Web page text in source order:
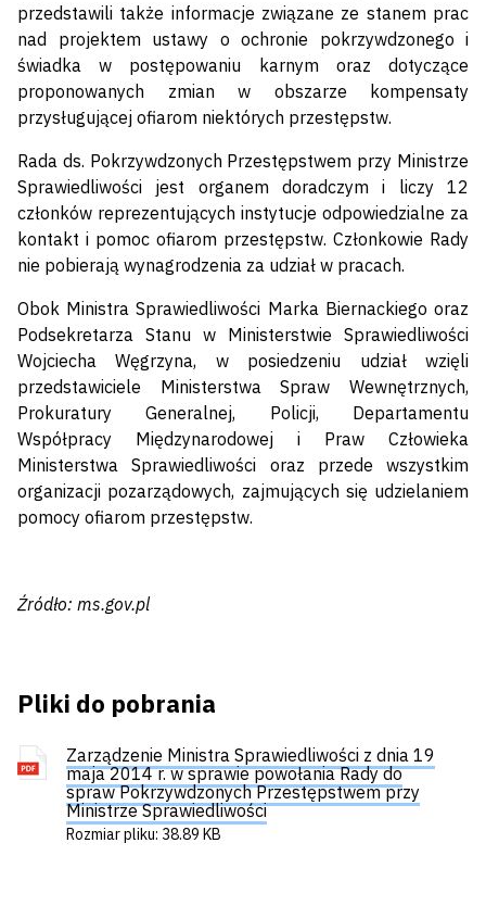
przedstawili także informacje związane ze stanem prac
nad projektem ustawy o ochronie pokrzywdzonego i
świadka w postępowaniu karnym oraz dotyczące
proponowanych zmian w obszarze kompensaty
przysługującej ofiarom niektórych przestępstw.
Rada ds. Pokrzywdzonych Przestępstwem przy Ministrze
Sprawiedliwości jest organem doradczym i liczy 12
członków reprezentujących instytucje odpowiedzialne za
kontakt i pomoc ofiarom przestępstw. Członkowie Rady
nie pobierają wynagrodzenia za udział w pracach.
Obok Ministra Sprawiedliwości Marka Biernackiego oraz
Podsekretarza Stanu w Ministerstwie Sprawiedliwości
Wojciecha Węgrzyna, w posiedzeniu udział wzięli
przedstawiciele Ministerstwa Spraw Wewnętrznych,
Prokuratury Generalnej, Policji, Departamentu
Współpracy Międzynarodowej i Praw Człowieka
Ministerstwa Sprawiedliwości oraz przede wszystkim
organizacji pozarządowych, zajmujących się udzielaniem
pomocy ofiarom przestępstw.
Źródło: ms.gov.pl
Pliki do pobrania
Zarządzenie Ministra Sprawiedliwości z dnia 19
maja 2014 r. w sprawie powołania Rady do
spraw Pokrzywdzonych Przestępstwem przy
Ministrze Sprawiedliwości
Rozmiar pliku: 38.89 KB